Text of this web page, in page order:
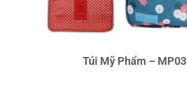
Túi Mỹ Phẩm – MP03